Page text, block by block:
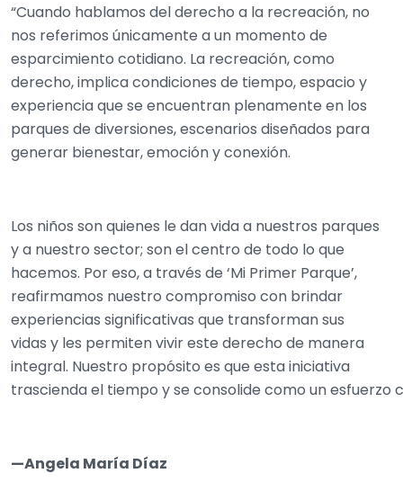
“Cuando hablamos del derecho a la recreación, no
nos referimos únicamente a un momento de
esparcimiento cotidiano. La recreación, como
derecho, implica condiciones de tiempo, espacio y
experiencia que se encuentran plenamente en los
parques de diversiones, escenarios diseñados para
generar bienestar, emoción y conexión.
Los niños son quienes le dan vida a nuestros parques
y a nuestro sector; son el centro de todo lo que
hacemos. Por eso, a través de ‘Mi Primer Parque’,
reafirmamos nuestro compromiso con brindar
experiencias significativas que transforman sus
vidas y les permiten vivir este derecho de manera
integral. Nuestro propósito es que esta iniciativa
trascienda el tiempo y se consolide como un esfuerzo
—Angela María Díaz